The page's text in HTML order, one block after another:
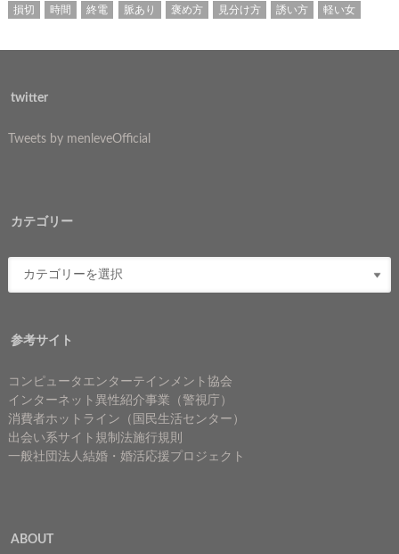
損切 時間 終電 脈あり 褒め方 見分け方 誘い方 軽い女
twitter
Tweets by menleveOfficial
カテゴリー
参考サイト
コンピュータエンターテインメント協会
インターネット異性紹介事業（警視庁）
消費者ホットライン（国民生活センター）
出会い系サイト規制法施行規則
一般社団法人結婚・婚活応援プロジェクト
ABOUT